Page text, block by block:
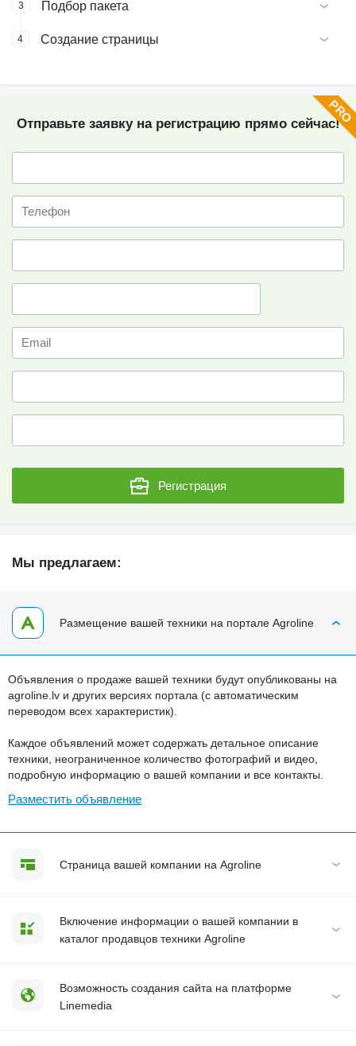
3 Подбор пакета
4 Создание страницы
Отправьте заявку на регистрацию прямо сейчас!
Регистрация
Мы предлагаем:
Размещение вашей техники на портале Agroline
Объявления о продаже вашей техники будут опубликованы на
agroline.lv и других версиях портала (с автоматическим
переводом всех характеристик).
Каждое объявлений может содержать детальное описание
техники, неограниченное количество фотографий и видео,
подробную информацию о вашей компании и все контакты.
Разместить объявление
Страница вашей компании на Agroline
Включение информации о вашей компании в
каталог продавцов техники Agroline
Возможность создания сайта на платформе
Linemedia